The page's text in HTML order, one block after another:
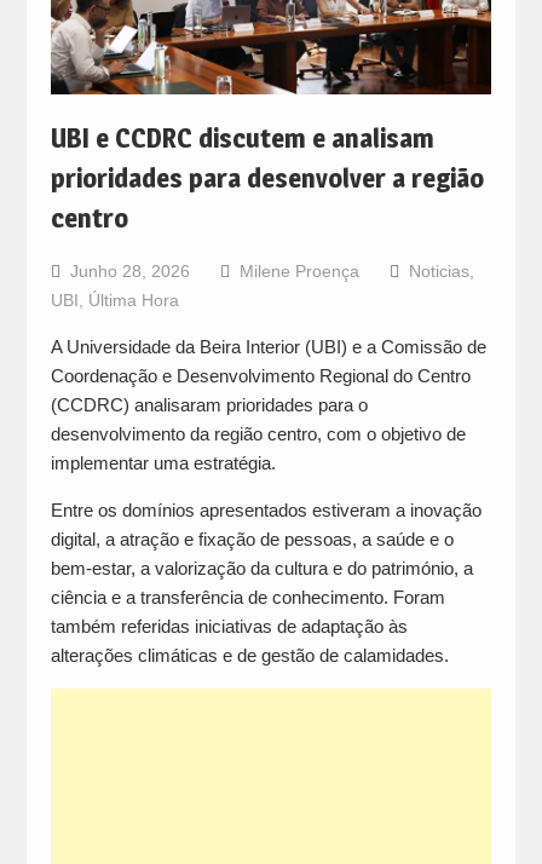
UBI e CCDRC discutem e analisam
prioridades para desenvolver a região
centro
Junho 28, 2026 Milene Proença Noticias,
UBI
Última Hora
A Universidade da Beira Interior (UBI) e a Comissão de
Coordenação e Desenvolvimento Regional do Centro
(CCDRC) analisaram prioridades para o
desenvolvimento da região centro, com o objetivo de
implementar uma estratégia.
Entre os domínios apresentados estiveram a inovação
digital, a atração e fixação de pessoas, a saúde e o
bem-estar, a valorização da cultura e do património, a
ciência e a transferência de conhecimento. Foram
também referidas iniciativas de adaptação às
alterações climáticas e de gestão de calamidades.